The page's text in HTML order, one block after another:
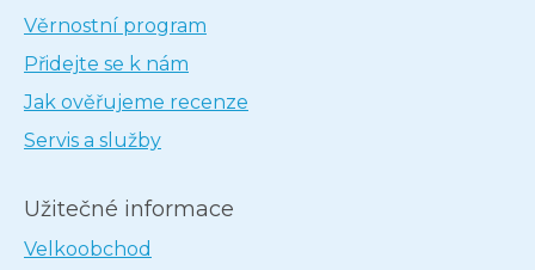
Věrnostní program
Přidejte se k nám
Jak ověřujeme recenze
Servis a služby
Užitečné informace
Velkoobchod